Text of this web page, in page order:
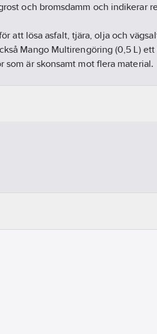
och bromsdamm och indikerar
att lösa asfalt, tjära, olja och
Mango Multirengöring (0,5 L)
som är skonsamt mot flera material.
lämnar ytan torr. Fyra